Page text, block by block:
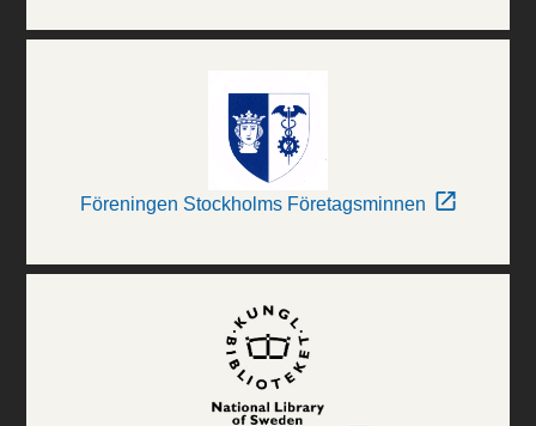
Föreningen Stockholms Företagsminnen